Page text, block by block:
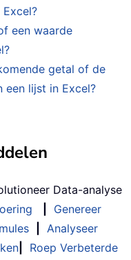
een waarde
getal of de
een lijst in Excel?
Data-analyse
Genereer
Analyseer
Roep Verbeterde